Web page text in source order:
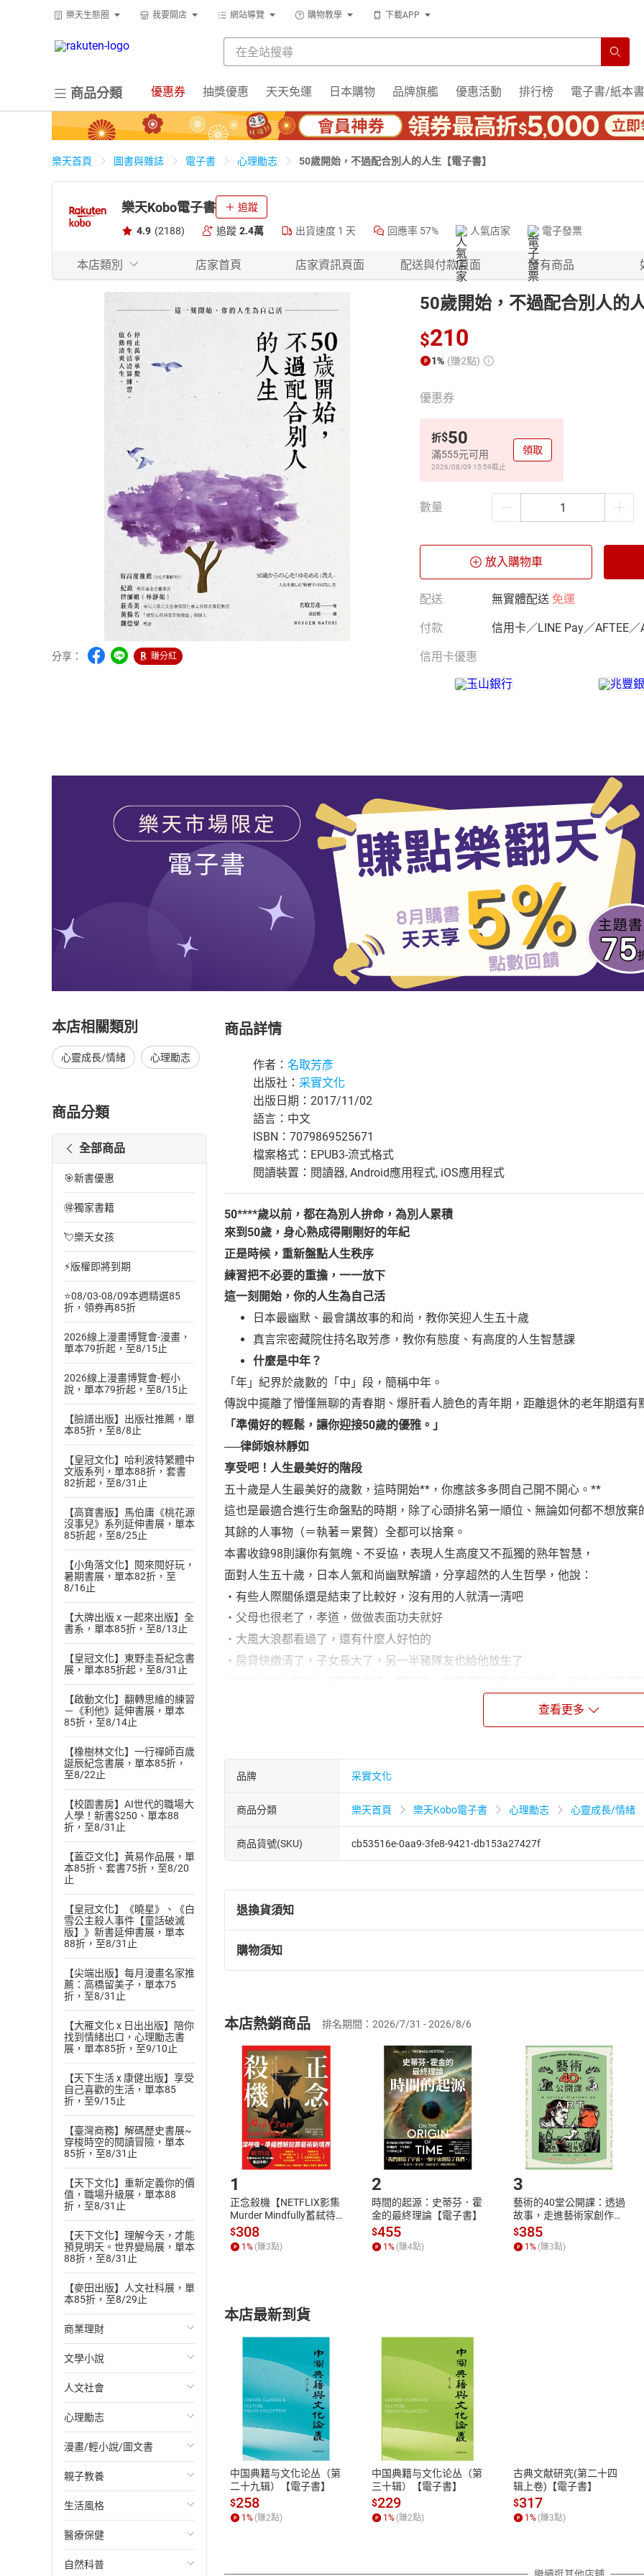
樂天生態圈 我要開店 網站導覽 購物教學 下載APP
商品分類 優惠券 抽獎優惠 天天免運 日本購物 品牌旗艦 優惠活動 排行榜 電子書/紙本書
樂天首頁 圖書與雜誌 電子書 心理勵志 50歲開始，不過配合別人的人生【電子書】
樂天Kobo電子書 追蹤
4.9 (2188) 追蹤 2.4萬 出貨速度 1 天 回應率 57% 人氣店家 電子發票
本店類別 店家首頁 店家資訊頁面 配送與付款頁面 所有商品
分享： 賺分紅
50歲開始，不過配合別人的
$210
1% (賺2點)
優惠券
折$50
滿555元可用
2026/08/09 15:59截止
領取
數量
放入購物車
配送 無實體配送 免運
付款 信用卡／LINE Pay／AFTEE／
信用卡優惠
本店相關類別
心靈成長/情緒 心理勵志
商品分類
全部商品
🎯新書優惠
🉐獨家書籍
💘樂天女孩
⚡版權即將到期
⭐08/03-08/09本週精選85
折，領券再85折
2026線上漫畫博覽會-漫畫，
單本79折起，至8/15止
2026線上漫畫博覽會-輕小
說，單本79折起，至8/15止
【臉譜出版】出版社推薦，單
本85折，至8/8止
【皇冠文化】哈利波特繁體中
文版系列，單本88折，套書
82折起，至8/31止
【高寶書版】馬伯庸《桃花源
沒事兒》系列延伸書展，單本
85折起，至8/25止
【小角落文化】閱來閱好玩，
暑期書展，單本82折，至
8/16止
【大牌出版 x 一起來出版】全
書系，單本85折，至8/13止
【皇冠文化】東野圭吾紀念書
展，單本85折起，至8/31止
【啟動文化】翻轉思維的練習
－《利他》延伸書展，單本
85折，至8/14止
【橡樹林文化】一行禪師百歲
誕辰紀念書展，單本85折，
至8/22止
【校園書房】AI世代的職場大
人學！新書$250、單本88
折，至8/31止
【蓋亞文化】黃易作品展，單
本85折、套書75折，至8/20
止
【皇冠文化】《曉星》、《白
雪公主殺人事件【童話破滅
版】》新書延伸書展，單本
88折，至8/31止
【尖端出版】每月漫畫名家推
薦：高橋留美子，單本75
折，至8/31止
【大雁文化 x 日出出版】陪你
找到情緒出口，心理勵志書
展，單本85折，至9/10止
【天下生活 x 康健出版】享受
自己喜歡的生活，單本85
折，至9/15止
【臺灣商務】解碼歷史書展~
穿梭時空的閱讀冒險，單本
85折，至8/31止
【天下文化】重新定義你的價
值，職場升級展，單本88
折，至8/31止
【天下文化】理解今天，才能
預見明天。世界變局展，單本
88折，至8/31止
【麥田出版】人文社科展，單
本85折，至8/29止
商業理財
投資理財
經濟/趨勢
財務/金融
管理/領導
職場工作術
成功法
行銷/廣告
傳記
文學小說
歐美文學
日本文學
韓國文學
華文文學
經典文學
成長/家庭生活小說
懸疑/推理小說
人文社會
國際關係
政治
社會科學
台灣/中國歷史
日/韓歷史
其他歷史/史學
心理勵志
心靈成長/情緒
人際關係
兩性關係
心理學
漫畫/輕小說/圖文書
輕小說
奇幻/科幻
愛情故事
職場/社會寫實
親子教養
教育現場
兒童文學/故事
兒童科普/學習
生活風格
飲食/食譜
健身/美顏
醫療保健
健康/養生
自然科普
商品詳情
作者： 名取芳彥
出版社： 采實文化
出版日期：2017/11/02
語言：中文
ISBN：7079869525671
檔案格式：EPUB3-流式格式
閱讀裝置：閱讀器, Android應用程式, iOS應用程式
50****歲以前，都在為別人拚命，為別人累積
來到50歲，身心熟成得剛剛好的年紀
正是時候，重新盤點人生秩序
練習把不必要的重擔，一一放下
這一刻開始，你的人生為自己活
日本最幽默、最會講故事的和尚，教你笑迎人生五十歲
真言宗密藏院住持名取芳彥，教你有態度、有高度的人生智慧課
什麼是中年？
「年」紀界於歲數的「中」段，簡稱中年。
傳說中擺離了懵懂無聊的青春期、爆肝看人臉色的青年期，距離退休的老年期還
「準備好的輕鬆，讓你迎接50歲的優雅。」
──律師娘林靜如
享受吧！人生最美好的階段
五十歲是人生最美好的歲數，這時開始**，你應該多多問自己開不開心。**
這也是最適合進行生命盤點的時期，除了心頭排名第一順位、無論如何都不想放棄
其餘的人事物（＝執著＝累贅）全都可以捨棄。
本書收錄98則讓你有氣魄、不妥協，表現人生高度又不孤獨的熟年智慧，
面對人生五十歲，日本人氣和尚幽默解讀，分享超然的人生哲學，他說：
‧有些人際關係還是結束了比較好，沒有用的人就清一清吧
‧父母也很老了，孝道，做做表面功夫就好
‧大風大浪都看過了，還有什麼人好怕的
‧房貸快繳清了，子女長大了，另一半豬隊友也給他放生了
‧想吃的東西，就吃吧，留到最後不見得就是你吃（別人吃掉，多嘔呀）
‧半途而癈也沒關係，現在已過了半途了（趕快找下一個目標）
‧「沒有」，也是一種幸福。我「沒有不幸」，是不是很幸福？
‧中年發福？剛好全部換漂亮新衣服
【本書特色】
查看更多
品牌 采實文化
商品分類 樂天首頁 樂天Kobo電子書 心理勵志 心靈成長/情緒
商品貨號(SKU) cb53516e-0aa9-3fe8-9421-db153a27427f
退換貨須知
退換貨規定：
(一)依消費者保護法第19條第1項後段暨通訊交易解除權合理例外情事適用
(二)消費者訂購本店鋪之商品即代表知悉本店鋪所銷售之商品為電子書，
且已下載/存取電子書，不得請求退貨退款。
退貨方式：您欲取消訂單或辦理退貨時，請登入樂天市場，並於「我的訂單
貨」，本店鋪將依您的申請進行審核，待審核通過後將為您辦理退款事宜。
請注意，樂天市場須以整筆訂單為單位進行取消/退貨，恕無法以單支商品取
購物須知
挑選商品
Choose
放入購物車
Shopping cart
登入帳號
Login
購書後，如何開始使用？
Step1.選擇閱讀載具 Step2.登入
付款方式
ATM轉帳、信用卡、LINE PAY、AFTEE
之權利，遽消費者保護法及通訊交
除權合理例外情事適用準則，依商
質各有不同規定。詳細退換貨說明
照各商品說明。
本店熱銷商品 排名期間：2026/7/31 - 2026/8/6
1
正念殺機【NETFLIX影集
Murder Mindfully蓄弒待
發】【電子書】
$308
1 % (賺3點)
2
時間的起源：史蒂芬．霍
金的最終理論【電子書】
$455
1 % (賺4點)
3
藝術的40堂公開課：透過
故事，走進藝術家創作現
場，看藝術如何誕生、如
何形塑人類生活【電子
書】
$385
1 % (賺3點)
本店最新到貨
中国典籍与文化论丛（第
二十九辑）【電子書】
$258
1 % (賺2點)
中国典籍与文化论丛（第
三十辑）【電子書】
$229
1 % (賺2點)
古典文献研究(第二十四
辑上卷)【電子書】
$317
1 % (賺3點)